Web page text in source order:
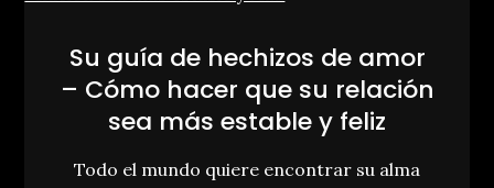
Su guía de hechizos de amor
– Cómo hacer que su relación
sea más estable y feliz
Todo el mundo quiere encontrar su alma